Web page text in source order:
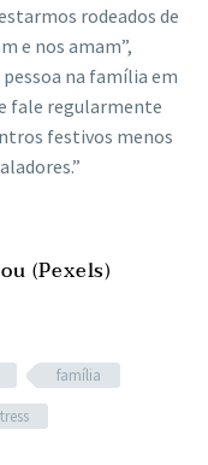
rodeados de
e nos amam”,
na família em
fale regularmente
festivos menos
(Pexels)
família